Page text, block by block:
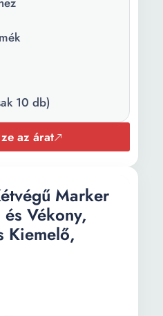
10 db)
az árat
Marker
Vékony,
Kiemelő,